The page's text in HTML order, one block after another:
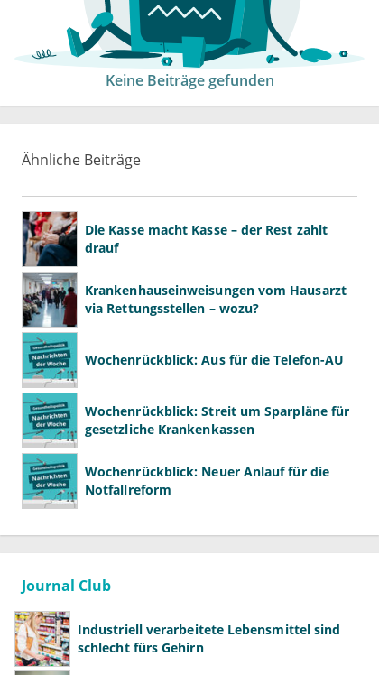
Keine Beiträge gefunden
Ähnliche Beiträge
Die Kasse macht Kasse – der Rest zahlt
drauf
Krankenhauseinweisungen vom Hausarzt
via Rettungsstellen – wozu?
Wochenrückblick: Aus für die Telefon-AU
Wochenrückblick: Streit um Sparpläne für
gesetzliche Krankenkassen
Wochenrückblick: Neuer Anlauf für die
Notfallreform
Journal Club
Industriell verarbeitete Lebensmittel sind
schlecht fürs Gehirn